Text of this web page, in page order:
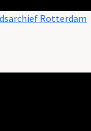
Rotterdam